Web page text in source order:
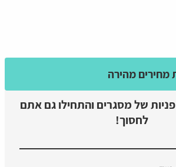
מחירים מהירה
של מסגרים והתחילו גם אתם
לחסוך!